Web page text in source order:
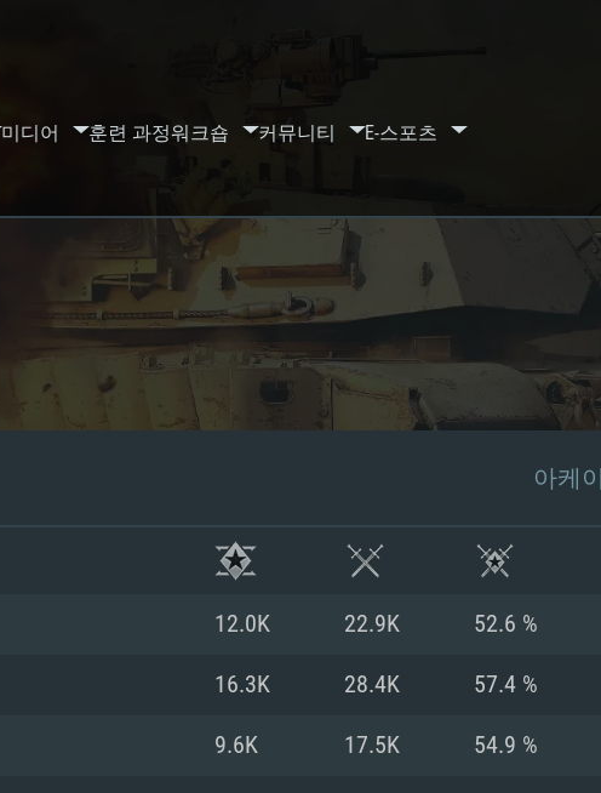
미디어 훈련 과정워크숍 커뮤니티 E-스포츠
아케
12.0K 22.9K 52.6 %
16.3K 28.4K 57.4 %
9.6K 17.5K 54.9 %